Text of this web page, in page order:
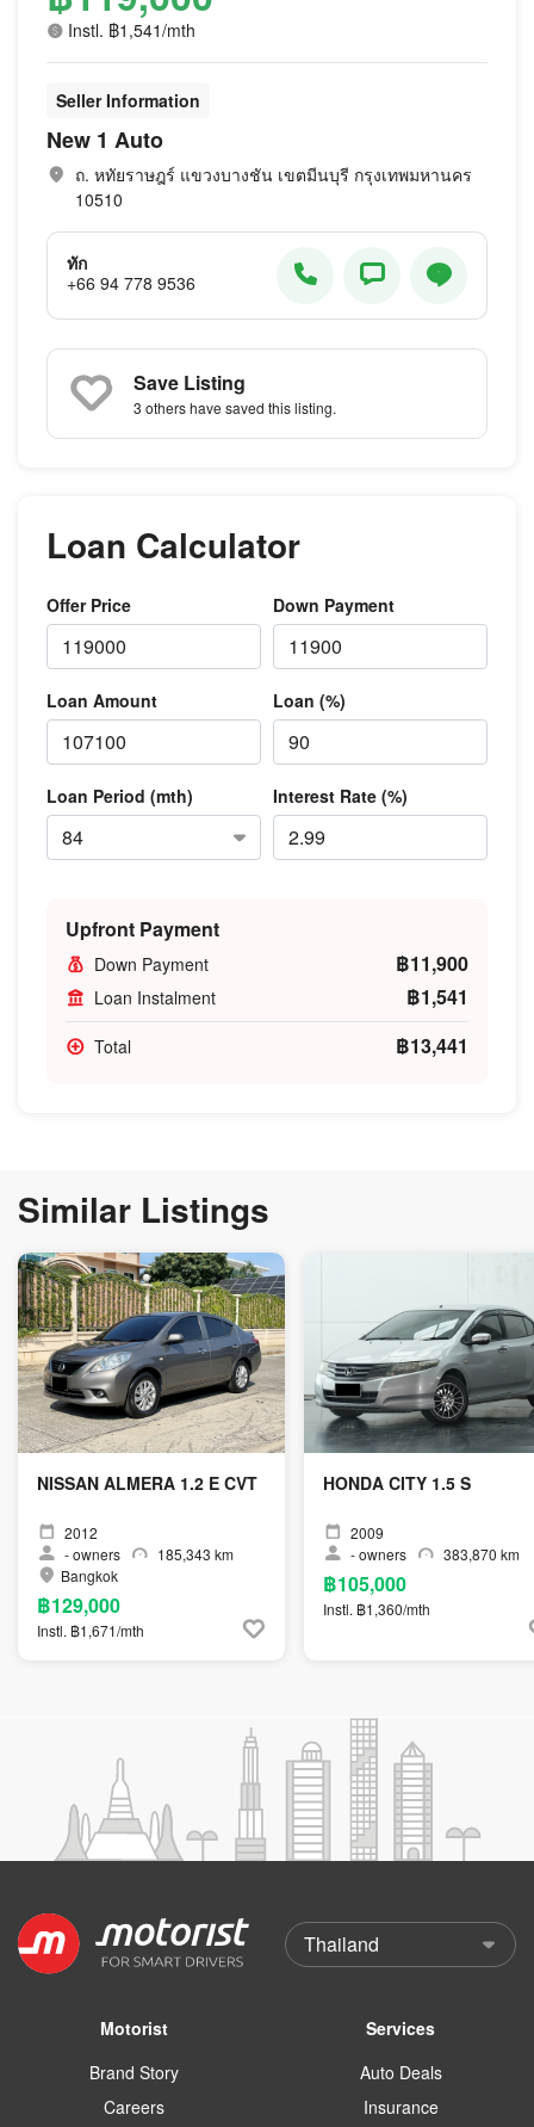
Instl. ฿1,541/mth
Seller Information
New 1 Auto
ถ. หทัยราษฎร์ แขวงบางชัน เขตมีนบุรี กรุงเทพมหานคร
10510
ทัก
+66 94 778 9536
Save Listing
3 othershave saved this listing.
Loan Calculator
Offer Price Down Payment
Loan Amount Loan (%)
Loan Period (mth) Interest Rate (%)
Upfront Payment
Down Payment ฿11,900
Loan Instalment ฿1,541
Total ฿13,441
Similar Listings
NISSAN ALMERA 1.2 E CVT
2012
-owners
185,343 km
Bangkok
฿129,000
Instl. ฿1,671/mth
HONDA CITY 1.5 S
2009
-owners 383,870 km
฿105,000
Instl. ฿1,360/mth
Motorist
Brand Story
Careers
Services
Auto Deals
Insurance